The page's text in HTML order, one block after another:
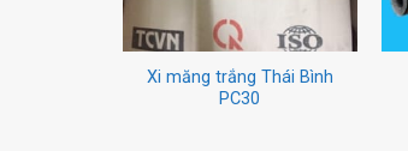
Xi măng trắng Thái Bình
PC30